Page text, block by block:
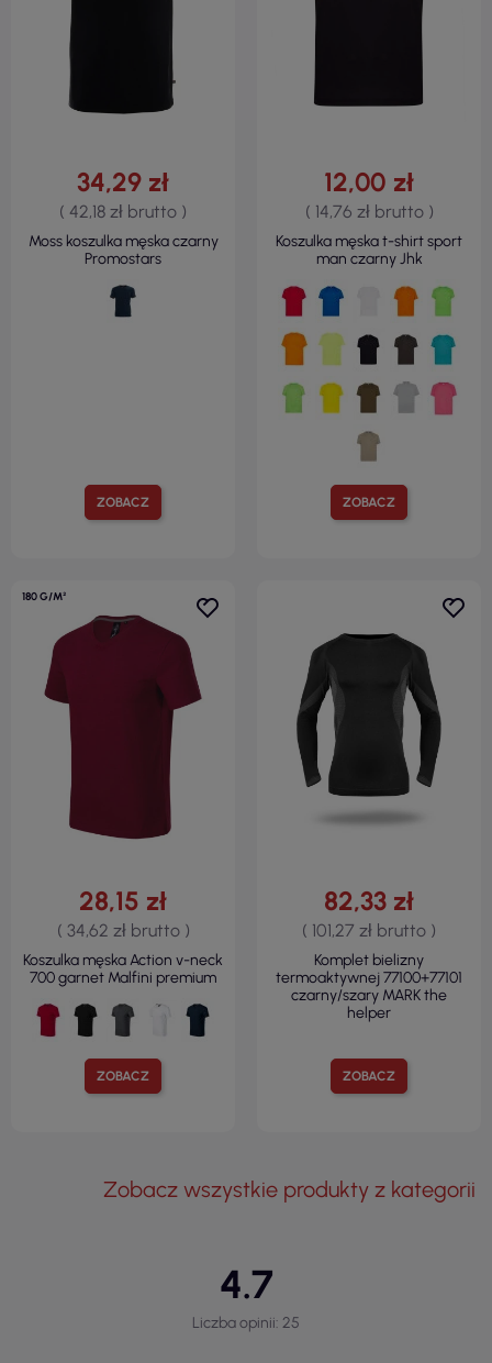
ZOBACZ
34,29 zł
( 42,18 zł brutto )
Moss koszulka męska czarny
Promostars
ZOBACZ
12,00 zł
( 14,76 zł brutto )
Koszulka męska t-shirt sport
man czarny Jhk
180 G/M²
ZOBACZ
28,15 zł
( 34,62 zł brutto )
Koszulka męska Action v-neck
700 garnet Malfini premium
ZOBACZ
82,33 zł
( 101,27 zł brutto )
Komplet bielizny
termoaktywnej 77100+77101
czarny/szary MARK the
helper
Zobacz wszystkie produkty z kategorii
4.7
Liczba opinii: 25